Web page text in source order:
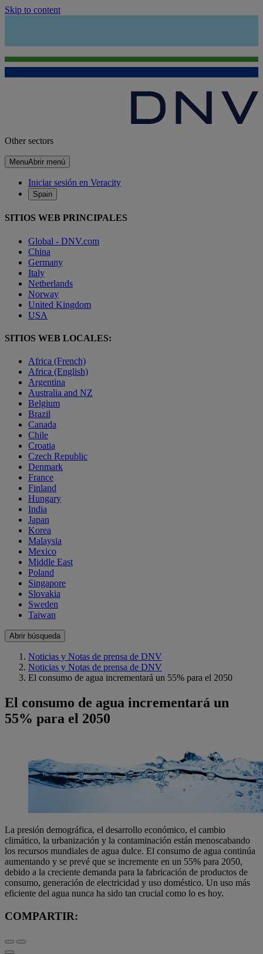
Skip to content
Other sectors
MenuAbrir menú
Iniciar sesión en Veracity
Spain
SITIOS WEB PRINCIPALES
Global - DNV.com
China
Germany
Italy
Netherlands
Norway
United Kingdom
USA
SITIOS WEB LOCALES:
Africa (French)
Africa (English)
Argentina
Australia and NZ
Belgium
Brazil
Canada
Chile
Croatia
Czech Republic
Denmark
France
Finland
Hungary
India
Japan
Korea
Malaysia
Mexico
Middle East
Poland
Singapore
Slovakia
Sweden
Taiwan
Abrir búsqueda
Noticias y Notas de prensa de DNV
Noticias y Notas de prensa de DNV
El consumo de agua incrementará un 55% para el 2050
El consumo de agua incrementará un
55% para el 2050
La presión demográfica, el desarrollo económico, el cambio
climático, la urbanización y la contaminación están menoscabando
los recursos mundiales de agua dulce. El consumo de agua continúa
aumentando y se prevé que se incremente en un 55% para 2050,
debido a la creciente demanda para la fabricación de productos de
consumo, generación de electricidad y uso doméstico. Un uso más
eficiente del agua nunca ha sido tan crucial como lo es hoy.
COMPARTIR: